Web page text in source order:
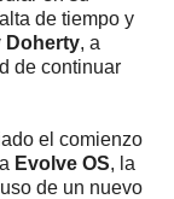
de tiempo y
Doherty, a
de continuar
el comienzo
Evolve OS, la
de un nuevo